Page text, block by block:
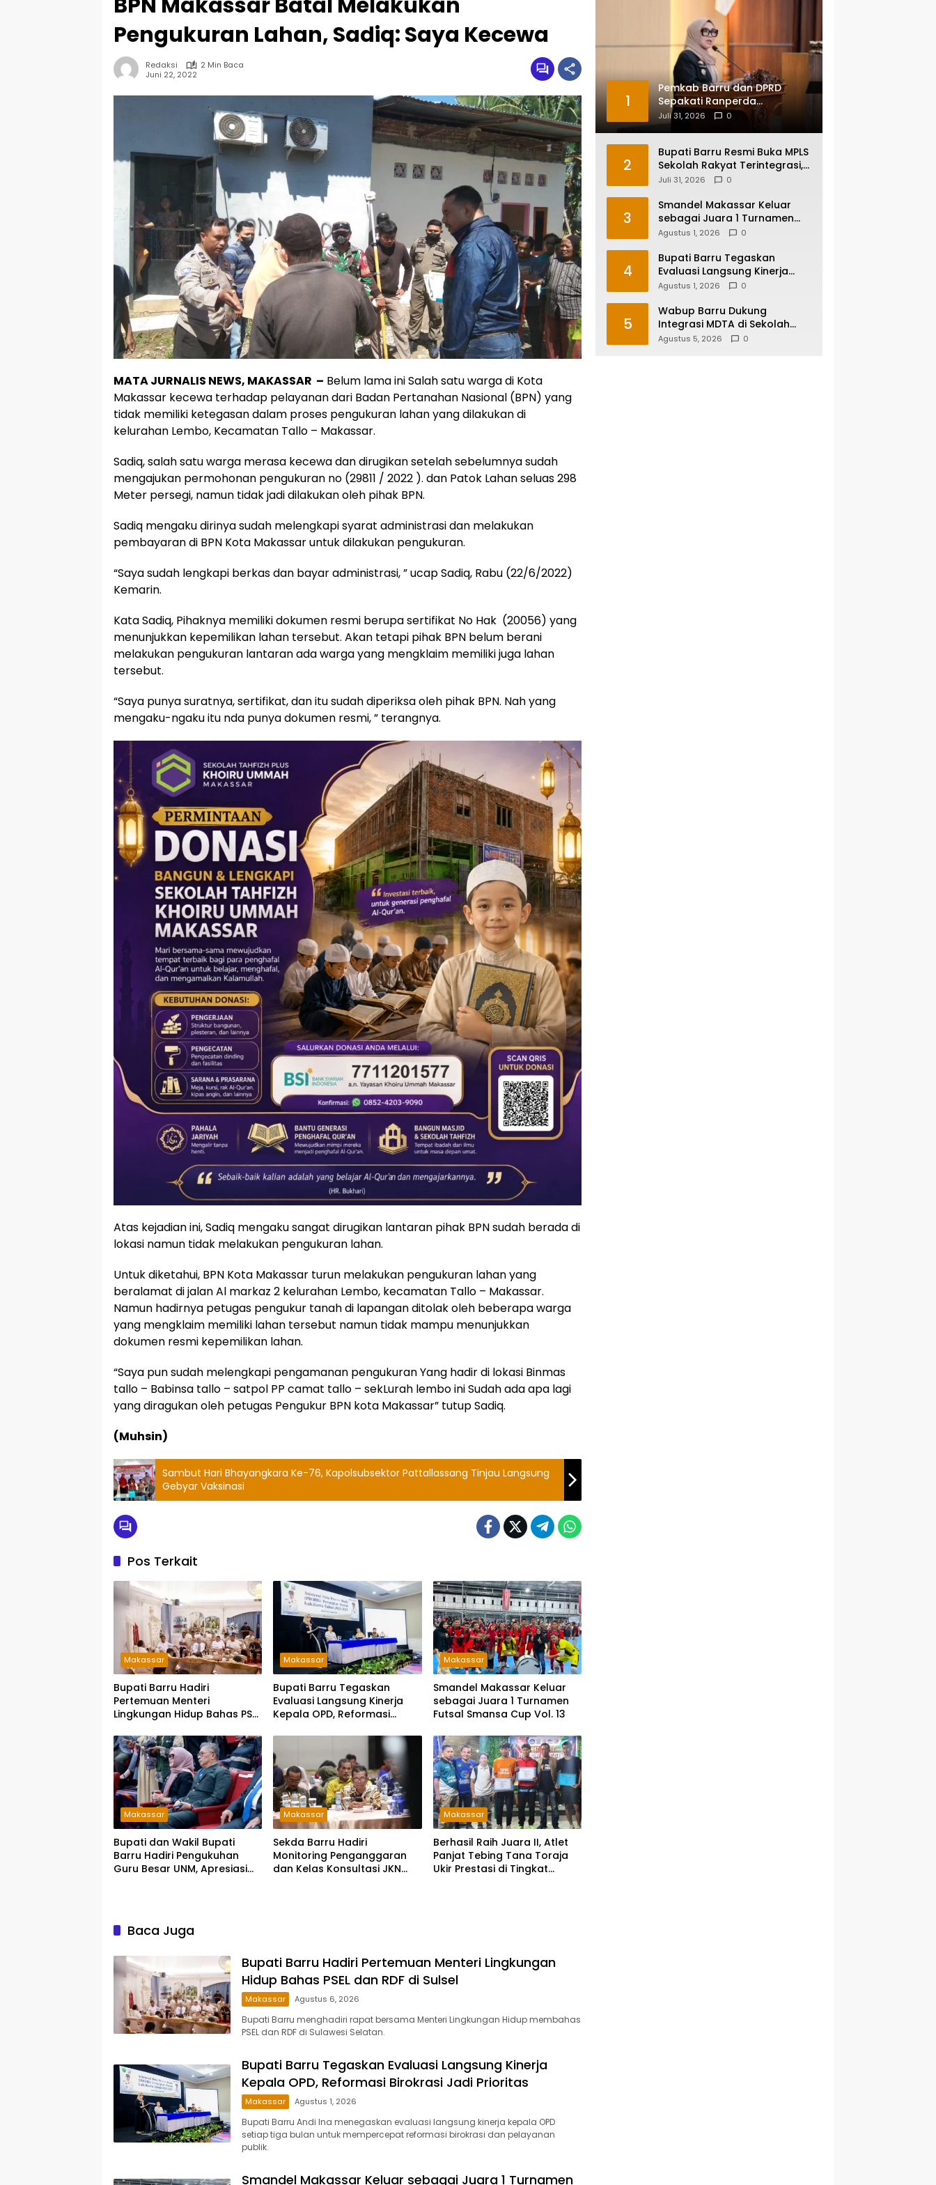
Pengukuran Lahan, Sadiq: Saya Kecewa
Redaksi
2 Min Baca
Juni 22, 2022
MATA JURNALIS NEWS, MAKASSAR – Belum lama ini Salah satu warga di Kota
Makassar kecewa terhadap pelayanan dari Badan Pertanahan Nasional (BPN) yang
tidak memiliki ketegasan dalam proses pengukuran lahan yang dilakukan di
kelurahan Lembo, Kecamatan Tallo – Makassar.
Sadiq, salah satu warga merasa kecewa dan dirugikan setelah sebelumnya sudah
mengajukan permohonan pengukuran no (29811 / 2022 ). dan Patok Lahan seluas 298
Meter persegi, namun tidak jadi dilakukan oleh pihak BPN.
Sadiq mengaku dirinya sudah melengkapi syarat administrasi dan melakukan
pembayaran di BPN Kota Makassar untuk dilakukan pengukuran.
“Saya sudah lengkapi berkas dan bayar administrasi, ” ucap Sadiq, Rabu (22/6/2022)
Kemarin.
Kata Sadiq, Pihaknya memiliki dokumen resmi berupa sertifikat No Hak (20056) yang
menunjukkan kepemilikan lahan tersebut. Akan tetapi pihak BPN belum berani
melakukan pengukuran lantaran ada warga yang mengklaim memiliki juga lahan
tersebut.
“Saya punya suratnya, sertifikat, dan itu sudah diperiksa oleh pihak BPN. Nah yang
mengaku-ngaku itu nda punya dokumen resmi, ” terangnya.
Atas kejadian ini, Sadiq mengaku sangat dirugikan lantaran pihak BPN sudah berada di
lokasi namun tidak melakukan pengukuran lahan.
Untuk diketahui, BPN Kota Makassar turun melakukan pengukuran lahan yang
beralamat di jalan Al markaz 2 kelurahan Lembo, kecamatan Tallo – Makassar.
Namun hadirnya petugas pengukur tanah di lapangan ditolak oleh beberapa warga
yang mengklaim memiliki lahan tersebut namun tidak mampu menunjukkan
dokumen resmi kepemilikan lahan.
“Saya pun sudah melengkapi pengamanan pengukuran Yang hadir di lokasi Binmas
tallo – Babinsa tallo – satpol PP camat tallo – sekLurah lembo ini Sudah ada apa lagi
yang diragukan oleh petugas Pengukur BPN kota Makassar” tutup Sadiq.
(Muhsin)
Sambut Hari Bhayangkara Ke-76, Kapolsubsektor Pattallassang Tinjau Langsung
Gebyar Vaksinasi
Pos Terkait
Makassar
Bupati Barru Hadiri
Pertemuan Menteri
Lingkungan Hidup Bahas PSEL
Makassar
Bupati Barru Tegaskan
Evaluasi Langsung Kinerja
Kepala OPD, Reformasi
Makassar
Smandel Makassar Keluar
sebagai Juara 1 Turnamen
Futsal Smansa Cup Vol. 13
Makassar
Bupati dan Wakil Bupati
Barru Hadiri Pengukuhan
Guru Besar UNM, Apresiasi
Makassar
Sekda Barru Hadiri
Monitoring Penganggaran
dan Kelas Konsultasi JKN
Makassar
Berhasil Raih Juara II, Atlet
Panjat Tebing Tana Toraja
Ukir Prestasi di Tingkat
Baca Juga
Bupati Barru Hadiri Pertemuan Menteri Lingkungan
Hidup Bahas PSEL dan RDF di Sulsel
Makassar Agustus 6, 2026
Bupati Barru menghadiri rapat bersama Menteri Lingkungan Hidup membahas
PSEL dan RDF di Sulawesi Selatan.
Bupati Barru Tegaskan Evaluasi Langsung Kinerja
Kepala OPD, Reformasi Birokrasi Jadi Prioritas
Makassar Agustus 1, 2026
Bupati Barru Andi Ina menegaskan evaluasi langsung kinerja kepala OPD
setiap tiga bulan untuk mempercepat reformasi birokrasi dan pelayanan
publik.
Smandel Makassar Keluar sebagai Juara 1 Turnamen
1
Pemkab Barru dan DPRD
Sepakati Ranperda
Pertanggungjawaban APBD
2025, Perkuat Komitmen Tata
Juli 31, 2026 0
2
Bupati Barru Resmi Buka MPLS
Sekolah Rakyat Terintegrasi,
Tegaskan Pendidikan Kunci
Juli 31, 2026 0
3
Smandel Makassar Keluar
sebagai Juara 1 Turnamen
Futsal Smansa Cup Vol. 13
Agustus 1, 2026 0
4
Bupati Barru Tegaskan
Evaluasi Langsung Kinerja
Kepala OPD, Reformasi
Agustus 1, 2026 0
5
Wabup Barru Dukung
Integrasi MDTA di Sekolah
Umum, Siapkan Regulasi
Agustus 5, 2026 0